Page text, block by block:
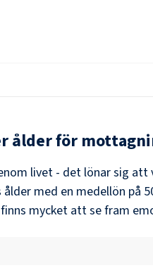
ålder för
livet - det lönar sig
ålder med en medellön på
mycket att se fram